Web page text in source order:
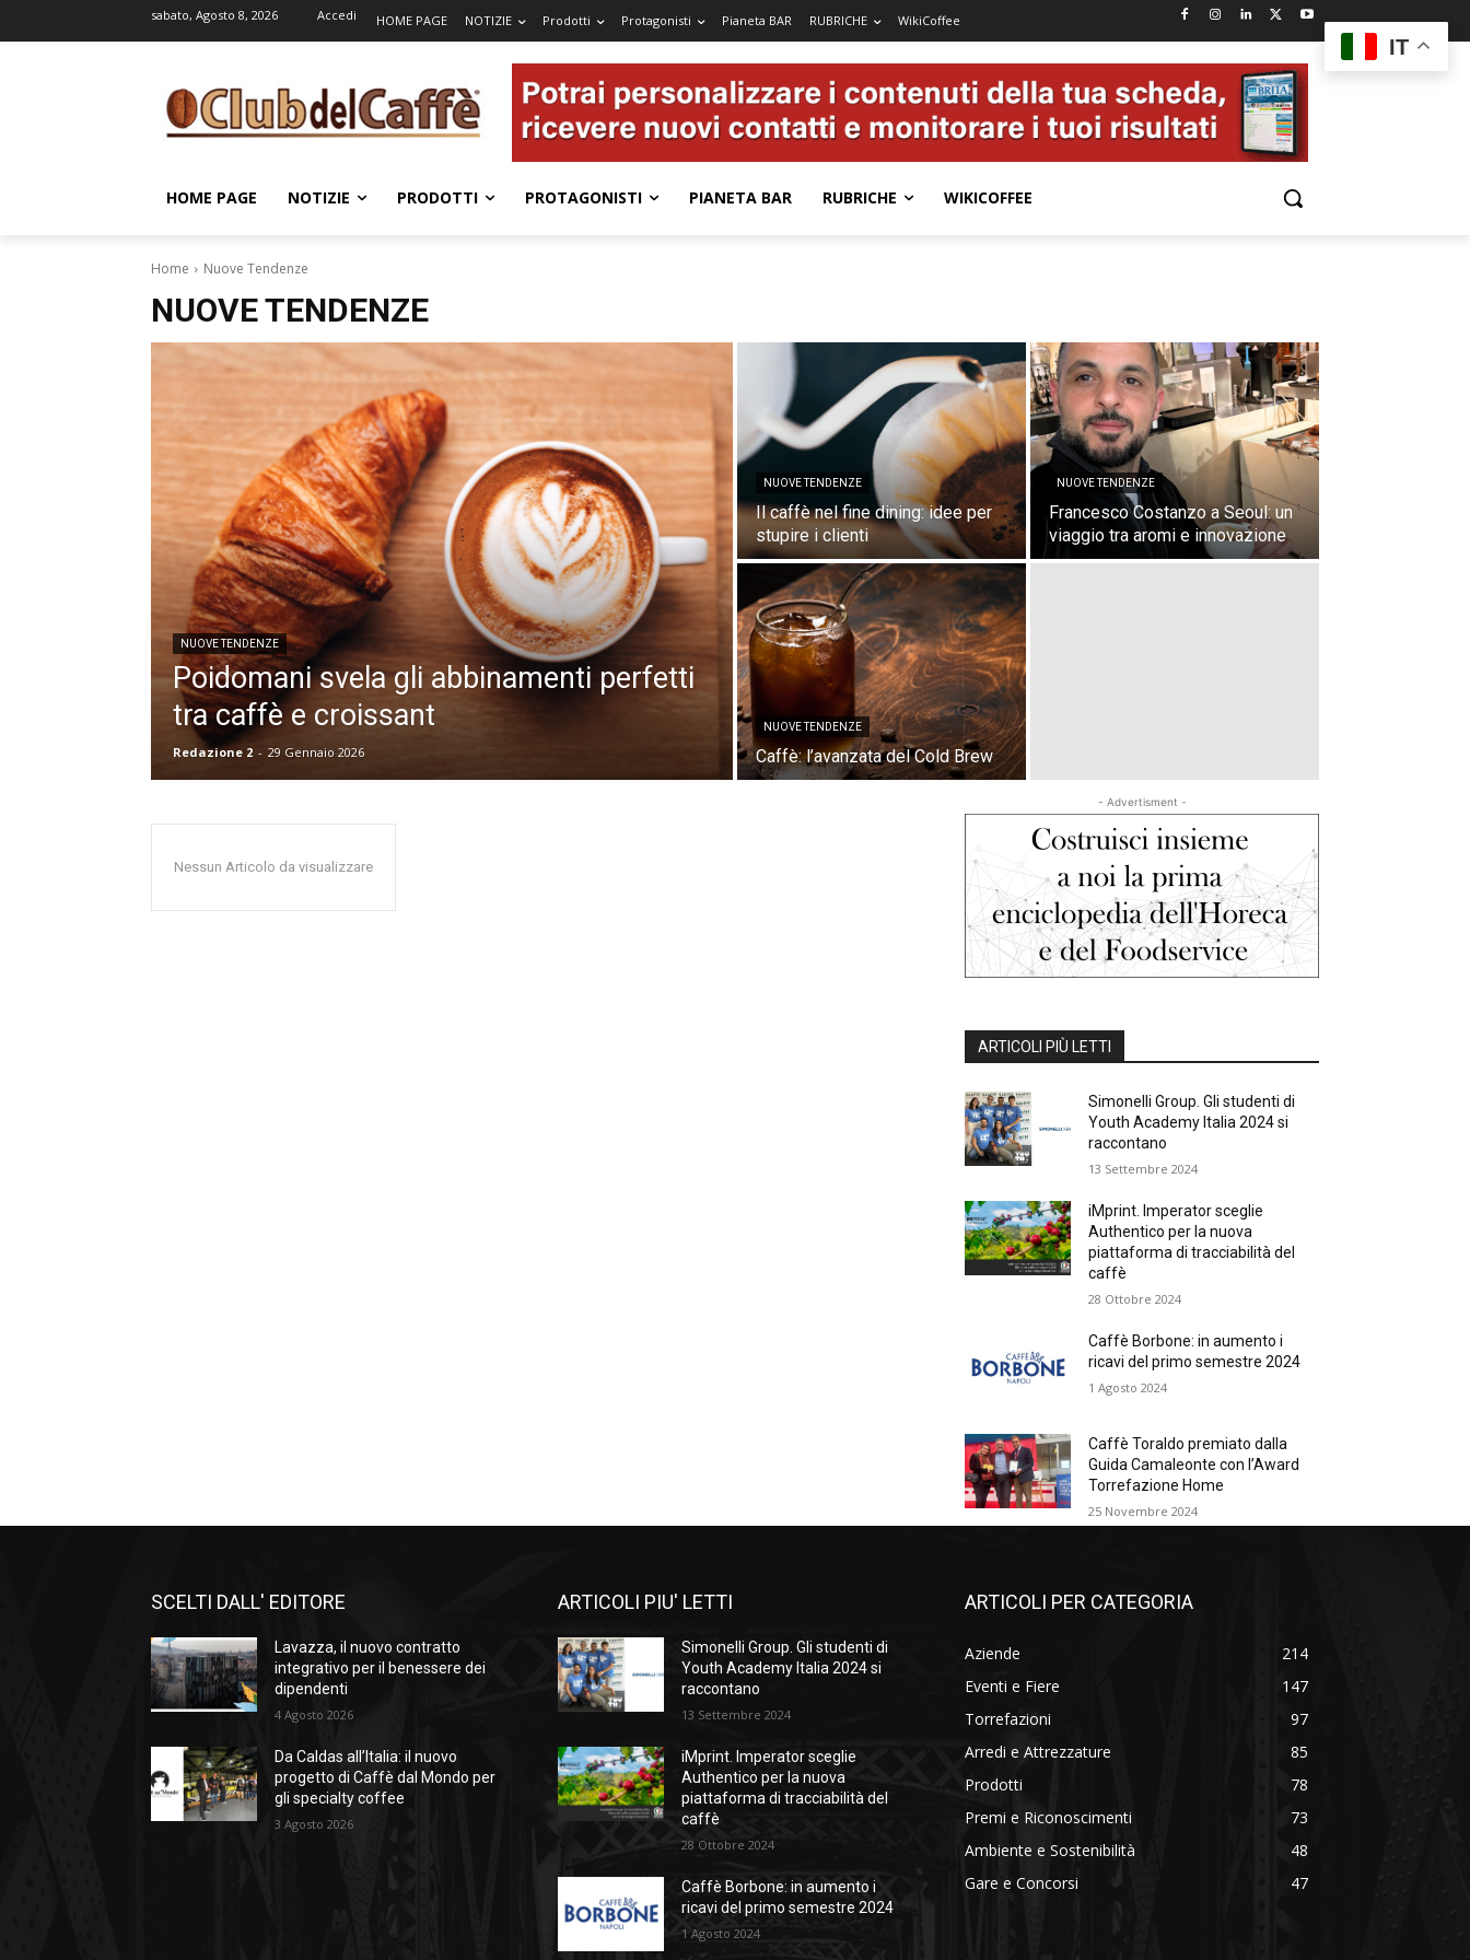
sabato, Agosto 8, 2026 Accedi HOME PAGE NOTIZIE Prodotti Protagonisti Pianeta BAR RUBRICHE WikiCoffee
HOME PAGE NOTIZIE PRODOTTI PROTAGONISTI PIANETA BAR RUBRICHE WIKICOFFEE
Home Nuove Tendenze
NUOVE TENDENZE
NUOVE TENDENZE
Poidomani svela gli abbinamenti perfetti
tra caffè e croissant
Redazione 2 - 29 Gennaio 2026
NUOVE TENDENZE
Il caffè nel fine dining: idee per
stupire i clienti
NUOVE TENDENZE
Francesco Costanzo a Seoul: un
viaggio tra aromi e innovazione
NUOVE TENDENZE
Caffè: l’avanzata del Cold Brew
Nessun Articolo da visualizzare
- Advertisment -
ARTICOLI PIÙ LETTI
Simonelli Group. Gli studenti di
Youth Academy Italia 2024 si
raccontano
13 Settembre 2024
iMprint. Imperator sceglie
Authentico per la nuova
piattaforma di tracciabilità del
caffè
28 Ottobre 2024
Caffè Borbone: in aumento i
ricavi del primo semestre 2024
1 Agosto 2024
Caffè Toraldo premiato dalla
Guida Camaleonte con l’Award
Torrefazione Home
25 Novembre 2024
SCELTI DALL' EDITORE
Lavazza, il nuovo contratto
integrativo per il benessere dei
dipendenti
4 Agosto 2026
Da Caldas all’Italia: il nuovo
progetto di Caffè dal Mondo per
gli specialty coffee
3 Agosto 2026
ARTICOLI PIU' LETTI
Simonelli Group. Gli studenti di
Youth Academy Italia 2024 si
raccontano
13 Settembre 2024
iMprint. Imperator sceglie
Authentico per la nuova
piattaforma di tracciabilità del
caffè
28 Ottobre 2024
Caffè Borbone: in aumento i
ricavi del primo semestre 2024
1 Agosto 2024
ARTICOLI PER CATEGORIA
Aziende
214
Eventi e Fiere
147
Torrefazioni
97
Arredi e Attrezzature
85
Prodotti
78
Premi e Riconoscimenti
73
Ambiente e Sostenibilità
48
Gare e Concorsi
47
IT